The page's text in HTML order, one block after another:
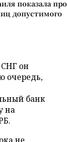
показала
допустимого
он
очередь,
банк
на